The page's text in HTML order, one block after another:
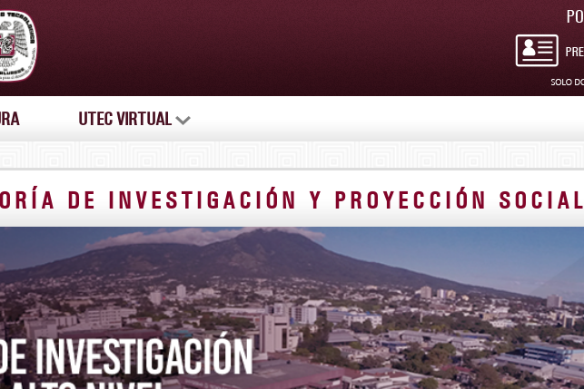
UTEC VIRTUAL
DE INVESTIGACIÓN Y PROYECCIÓN SOCIAL